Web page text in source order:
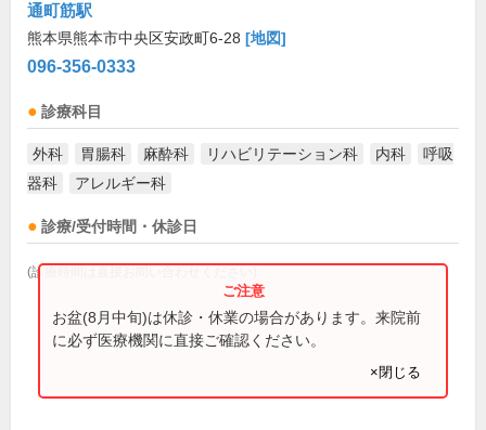
通町筋駅
熊本県熊本市中央区安政町6-28 [地図]
096-356-0333
診療科目
外科 胃腸科 麻酔科 リハビリテーション科 内科
呼吸
器科
アレルギー科
診療/受付時間・休診日
(診療時間は直接お問い合わせください)
お盆(8月中旬)は休診・休業の場合があります。来院前
に必ず医療機関に直接ご確認ください。
×閉じる